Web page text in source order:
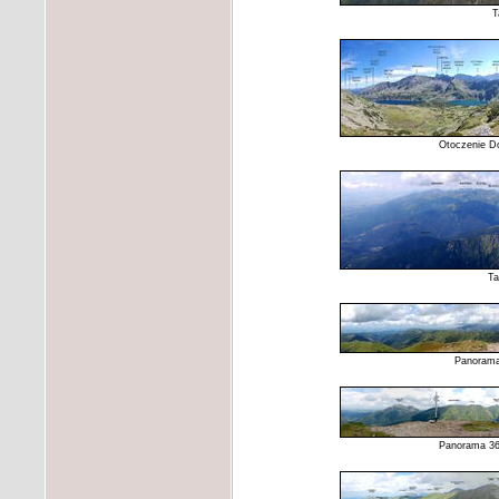
Otoczenie
Panorama